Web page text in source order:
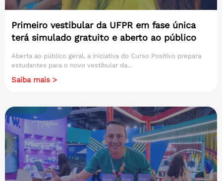
Primeiro vestibular da UFPR em fase única
terá simulado gratuito e aberto ao público
Aberta ao público geral, a iniciativa do Curso Positivo prepara
estudantes para o novo vestibular da...
Saiba mais >